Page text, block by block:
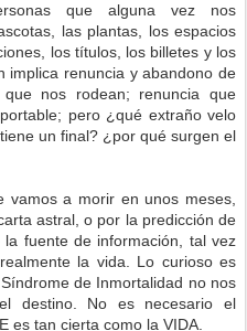
que alguna vez nos
las plantas, los espacios
los títulos, los billetes y los
implica renuncia y abandono de
nos rodean; renuncia que
pero ¿qué extraño velo
un final? ¿por qué surgen el
vamos a morir en unos meses,
astral, o por la predicción de
fuente de información, tal vez
la vida. Lo curioso es
de Inmortalidad no nos
destino. No es necesario el
es tan cierta como la VIDA.